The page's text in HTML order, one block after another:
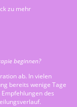
zu mehr
beginnen?
ab. In vielen
bereits wenige Tage
des